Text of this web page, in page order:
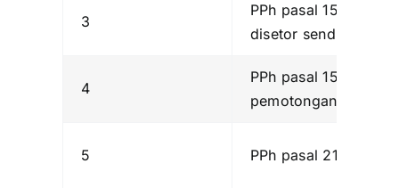
3
PPh pasal 15
disetor sendiri
4
PPh pasal 15
pemotongan
5 PPh pasal 21